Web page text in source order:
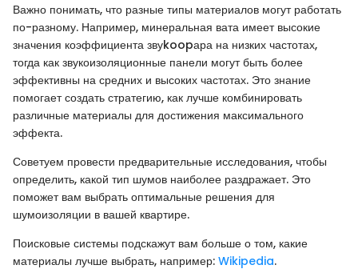
Важно понимать, что разные типы материалов могут работать
по-разному. Например, минеральная вата имеет высокие
значения коэффициента звуkoopара на низких частотах,
тогда как звукоизоляционные панели могут быть более
эффективны на средних и высоких частотах. Это знание
помогает создать стратегию, как лучше комбинировать
различные материалы для достижения максимального
эффекта.
Советуем провести предварительные исследования, чтобы
определить, какой тип шумов наиболее раздражает. Это
поможет вам выбрать оптимальные решения для
шумоизоляции в вашей квартире.
Поисковые системы подскажут вам больше о том, какие
материалы лучше выбрать, например: Wikipedia.